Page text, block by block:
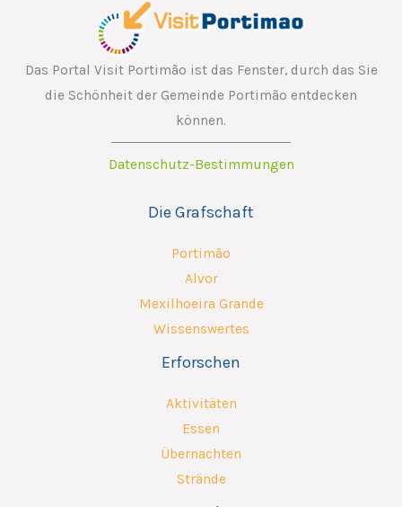
Das Portal Visit Portimão ist das Fenster, durch das Sie
die Schönheit der Gemeinde Portimão entdecken
können.
Datenschutz-Bestimmungen
Die Grafschaft
Portimão
Alvor
Mexilhoeira Grande
Wissenswertes
Erforschen
Aktivitäten
Essen
Übernachten
Strände